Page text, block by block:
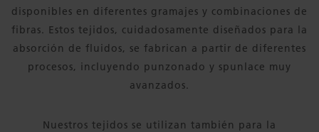
disponibles en diferentes gramajes y combinaciones de
fibras. Estos tejidos, cuidadosamente diseñados para la
absorción de fluidos, se fabrican a partir de diferentes
procesos, incluyendo punzonado y spunlace muy
avanzados.
Nuestros tejidos se utilizan también para la